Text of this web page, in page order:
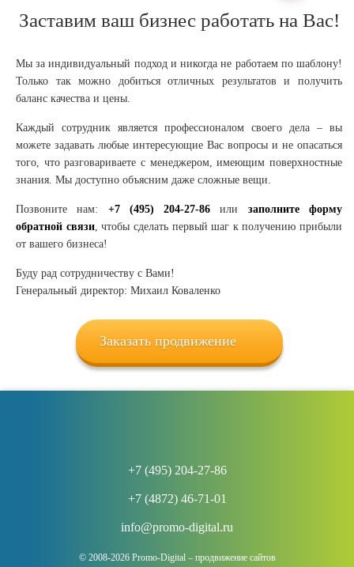
Заставим ваш бизнес работать на Вас!
Мы за индивидуальный подход и никогда не работаем по шаблону!
Только так можно добиться отличных результатов и получить
баланс качества и цены.
Каждый сотрудник является профессионалом своего дела – вы
можете задавать любые интересующие Вас вопросы и не опасаться
того, что разговариваете с менеджером, имеющим поверхностные
знания. Мы доступно объясним даже сложные вещи.
Позвоните нам: +7 (495) 204-27-86 или заполните форму
обратной связи, чтобы сделать первый шаг к получению прибыли
от вашего бизнеса!
Буду рад сотрудничеству с Вами!
Генеральный директор: Михаил Коваленко
Заказать продвижение
+7 (495) 204-27-86
+7 (4872) 46-71-01
info@promo-digital.ru
© 2008-2026 Promo-Digital – продвижение сайтов